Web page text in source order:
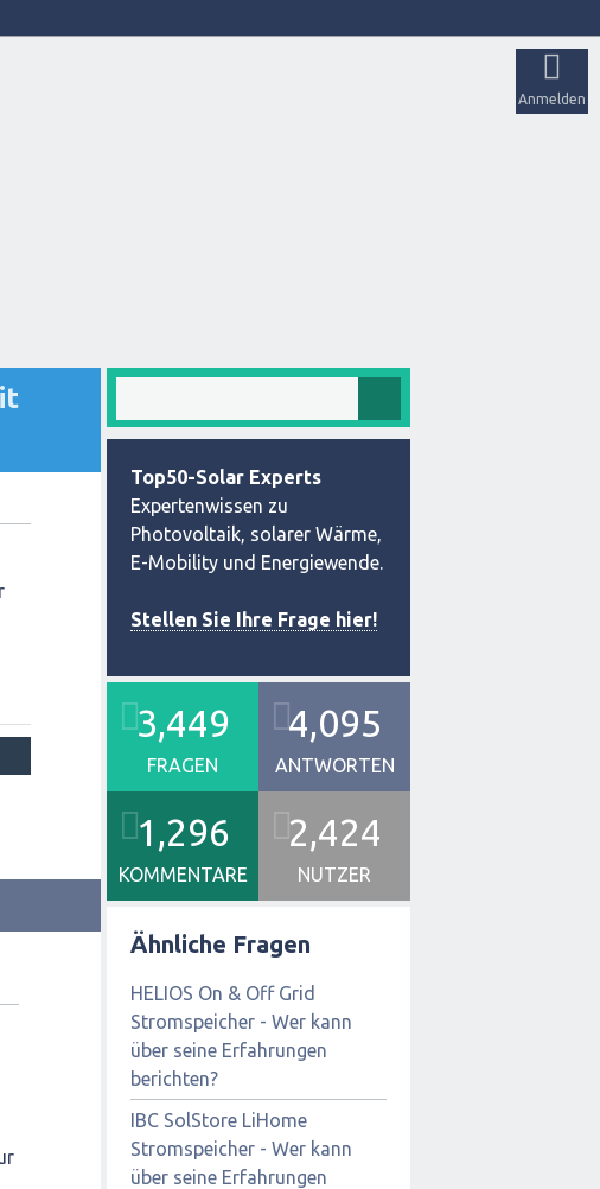
Anmelden
Top50-Solar Experts
Expertenwissen zu
Photovoltaik, solarer Wärme,
E-Mobility und Energiewende.
Stellen Sie Ihre Frage hier!
3,449
FRAGEN
4,095
ANTWORTEN
1,296
KOMMENTARE
2,424
NUTZER
Ähnliche Fragen
HELIOS On & Off Grid
Stromspeicher - Wer kann
über seine Erfahrungen
berichten?
IBC SolStore LiHome
Stromspeicher - Wer kann
über seine Erfahrungen